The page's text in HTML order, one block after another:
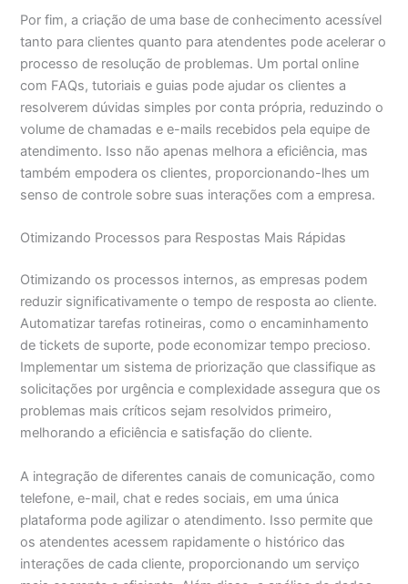
Por fim, a criação de uma base de conhecimento acessível
tanto para clientes quanto para atendentes pode acelerar o
processo de resolução de problemas. Um portal online
com FAQs, tutoriais e guias pode ajudar os clientes a
resolverem dúvidas simples por conta própria, reduzindo o
volume de chamadas e e-mails recebidos pela equipe de
atendimento. Isso não apenas melhora a eficiência, mas
também empodera os clientes, proporcionando-lhes um
senso de controle sobre suas interações com a empresa.
Otimizando Processos para Respostas Mais Rápidas
Otimizando os processos internos, as empresas podem
reduzir significativamente o tempo de resposta ao cliente.
Automatizar tarefas rotineiras, como o encaminhamento
de tickets de suporte, pode economizar tempo precioso.
Implementar um sistema de priorização que classifique as
solicitações por urgência e complexidade assegura que os
problemas mais críticos sejam resolvidos primeiro,
melhorando a eficiência e satisfação do cliente.
A integração de diferentes canais de comunicação, como
telefone, e-mail, chat e redes sociais, em uma única
plataforma pode agilizar o atendimento. Isso permite que
os atendentes acessem rapidamente o histórico das
interações de cada cliente, proporcionando um serviço